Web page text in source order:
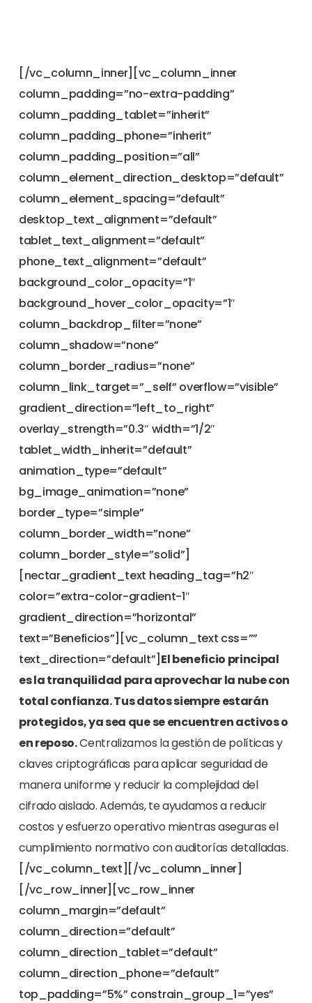
[/vc_column_inner][vc_column_inner
column_padding=”no-extra-padding”
column_padding_tablet=”inherit”
column_padding_phone=”inherit”
column_padding_position=”all”
column_element_direction_desktop=”default”
column_element_spacing=”default”
desktop_text_alignment=”default”
tablet_text_alignment=”default”
phone_text_alignment=”default”
background_color_opacity=”1″
background_hover_color_opacity=”1″
column_backdrop_filter=”none”
column_shadow=”none”
column_border_radius=”none”
column_link_target=”_self” overflow=”visible”
gradient_direction=”left_to_right”
overlay_strength=”0.3″ width=”1/2″
tablet_width_inherit=”default”
animation_type=”default”
bg_image_animation=”none”
border_type=”simple”
column_border_width=”none”
column_border_style=”solid”]
[nectar_gradient_text heading_tag=”h2″
color=”extra-color-gradient-1″
gradient_direction=”horizontal”
text=”Beneficios”][vc_column_text css=””
text_direction=”default”] El beneficio principal
es la tranquilidad para aprovechar la nube con
total confianza. Tus datos siempre estarán
protegidos, ya sea que se encuentren activos o
en reposo.Centralizamos la gestión de políticas y
claves criptográficas para aplicar seguridad de
manera uniforme y reducir la complejidad del
cifrado aislado. Además, te ayudamos a reducir
costos y esfuerzo operativo mientras aseguras el
cumplimiento normativo con auditorías detalladas.
[/vc_column_text][/vc_column_inner]
[/vc_row_inner][vc_row_inner
column_margin=”default”
column_direction=”default”
column_direction_tablet=”default”
column_direction_phone=”default”
top_padding=”5%” constrain_group_1=”yes”